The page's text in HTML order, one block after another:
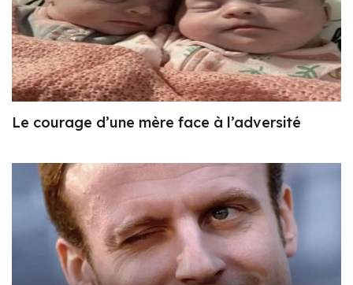
Le courage d’une mère face à l’adversité